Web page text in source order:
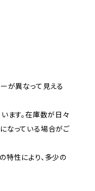
が異なって見える
ます。在庫数が日々
なっている場合がご
特性により、多少の